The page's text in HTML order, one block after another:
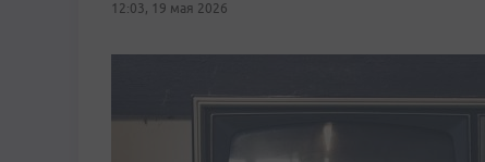
12:03, 19 мая 2026